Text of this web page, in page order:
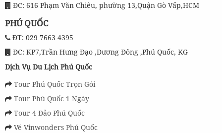
ĐC: 616 Phạm Văn Chiêu, phường 13,Quận Gò Vấp,HCM
PHÚ QUỐC
ĐT: 029 7663 4395
ĐC: KP7,Trần Hưng Đạo ,Dương Đông ,Phú Quốc, KG
Dịch Vụ Du Lịch Phú Quốc
Tour Phú Quốc Trọn Gói
Tour Phú Quốc 1 Ngày
Tour 4 Đảo Phú Quốc
Vé Vinwonders Phú Quốc